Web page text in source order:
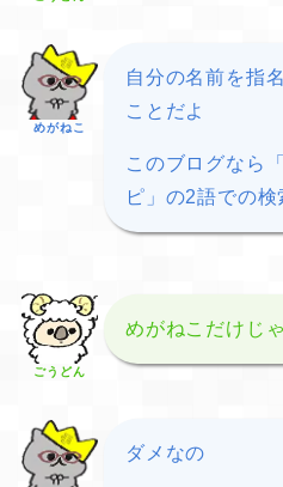
めがねこ
自分の名前を指
ことだよ
このブログなら
ピ」の2語での検
ごうどん
めがねこだけじ
ダメなの